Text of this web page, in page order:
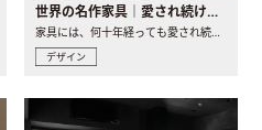
世界の名作家具｜愛され続ける理由と一生モノとの出会い方
デザイン